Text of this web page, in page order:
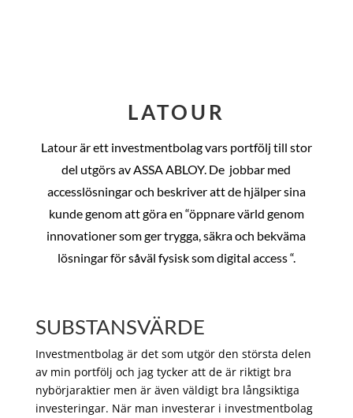
LATOUR
Latour är ett investmentbolag vars portfölj till stor
del utgörs av ASSA ABLOY. De jobbar med
accesslösningar och beskriver att de hjälper sina
kunde genom att göra en “öppnare värld genom
innovationer som ger trygga, säkra och bekväma
lösningar för såväl fysisk som digital access “.
SUBSTANSVÄRDE
Investmentbolag är det som utgör den största delen
av min portfölj och jag tycker att de är riktigt bra
nybörjaraktier men är även väldigt bra långsiktiga
investeringar. När man investerar i investmentbolag